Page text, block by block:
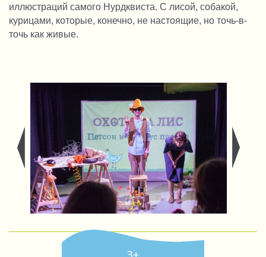
иллюстраций самого Нурдквиста. С лисой, собакой,
курицами, которые, конечно, не настоящие, но точь-в-
точь как живые.